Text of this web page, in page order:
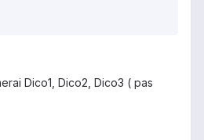
Dico1, Dico2, Dico3 ( pas